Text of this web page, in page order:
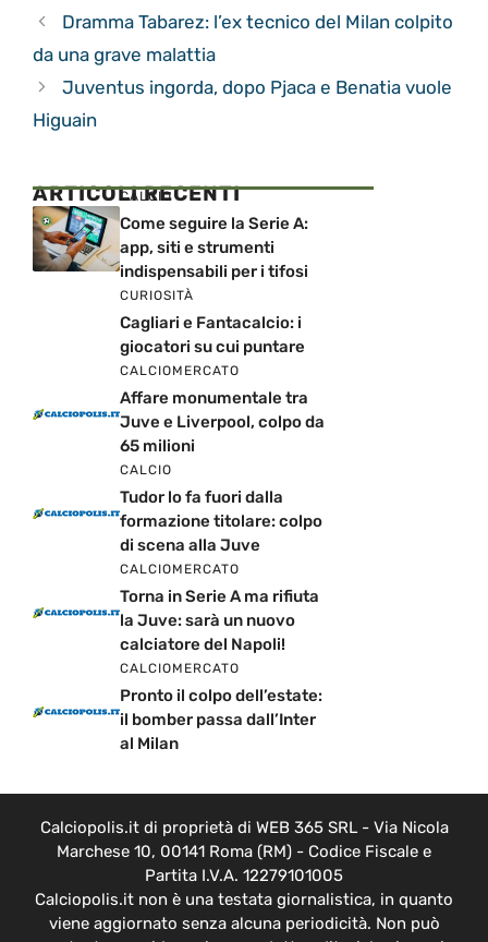
Dramma Tabarez: l’ex tecnico del Milan colpito
da una grave malattia
Juventus ingorda, dopo Pjaca e Benatia vuole
Higuain
ARTICOLI RECENTI
CALCIO
Come seguire la Serie A:
app, siti e strumenti
indispensabili per i tifosi
CURIOSITÀ
Cagliari e Fantacalcio: i
giocatori su cui puntare
CALCIOMERCATO
Affare monumentale tra
Juve e Liverpool, colpo da
65 milioni
CALCIO
Tudor lo fa fuori dalla
formazione titolare: colpo
di scena alla Juve
CALCIOMERCATO
Torna in Serie A ma rifiuta
la Juve: sarà un nuovo
calciatore del Napoli!
CALCIOMERCATO
Pronto il colpo dell’estate:
il bomber passa dall’Inter
al Milan
Calciopolis.it di proprietà di WEB 365 SRL - Via Nicola
Marchese 10, 00141 Roma (RM) - Codice Fiscale e
Partita I.V.A. 12279101005
Calciopolis.it non è una testata giornalistica, in quanto
viene aggiornato senza alcuna periodicità. Non può